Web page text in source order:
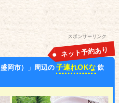
スポンサーリンク
岡市）」周辺の子連れOKな 飲
ネット予約あり